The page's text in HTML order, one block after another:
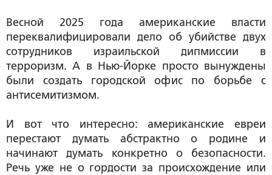
Весной 2025 года американские власти
переквалифицировали дело об убийстве двух
сотрудников израильской дипмиссии в
терроризм. А в Нью-Йорке просто вынуждены
были создать городской офис по борьбе с
антисемитизмом.
И вот что интересно: американские евреи
перестают думать абстрактно о родине и
начинают думать конкретно о безопасности.
Речь уже не о гордости за происхождение или